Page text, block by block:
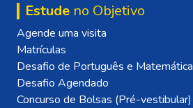
Estude no Objetivo
Agende uma visita
Matrículas
Desafio de Português e Matemática
Desafio Agendado
Concurso de Bolsas (Pré-vestibular)